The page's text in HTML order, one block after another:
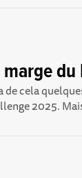
marge
de cela
2025.